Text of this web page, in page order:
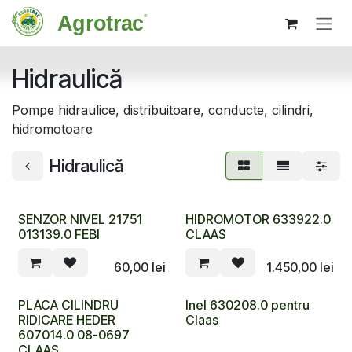
Sari la conținut
Hidraulică
Pompe hidraulice, distribuitoare, conducte, cilindri,
hidromotoare
Hidraulică
SENZOR NIVEL 21751
013139.0 FEBI
60,00 lei
HIDROMOTOR 633922.0
CLAAS
1.450,00lei
PLACA CILINDRU
RIDICARE HEDER
607014.0 08-0697
Inel 630208.0 pentru
Claas